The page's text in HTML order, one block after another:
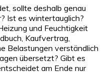
sollte deshalb genau
Ist es wintertauglich?
und Feuchtigkeit
Kaufvertrag,
Belastungen verständlich
übersetzt? Gibt es
am Ende nur